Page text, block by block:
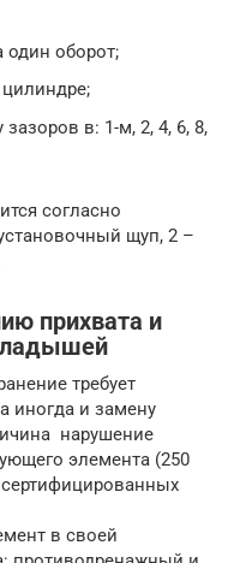
один оборот;
в: 1-м, 2, 4, 6, 8,
согласно
щуп, 2 –
прихвата и
требует
иногда и замену
нарушение
элемента (250
в своей